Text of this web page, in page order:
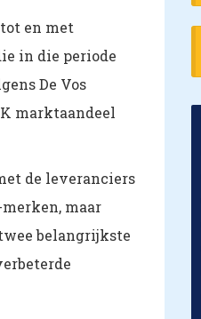
en met
in die periode
De Vos
marktaandeel
de leveranciers
maar
belangrijkste